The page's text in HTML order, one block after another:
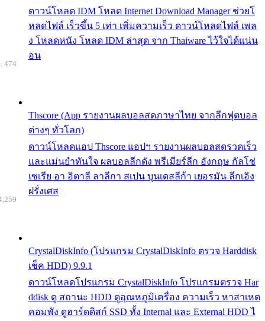
ดาวน์โหลด IDM โหลด Internet Download Manager ช่วยโ
หลดไฟล์ เร็วขึ้น 5 เท่า เพิ่มความเร็ว ดาวน์โหลดไฟล์ เพล
ง โหลดหนัง โหลด IDM ล่าสุด จาก Thaiware ไว้ใจได้แน่น
อน
Thscore (App รายงานผลบอลสดภาษาไทย จากลีกฟุตบอล
ต่างๆ ทั่วโลก)
ดาวน์โหลดแอป Thscore แอปฯ รายงานผลบอลสดรวดเร็ว
และแม่นยำทันใจ ผลบอลลีกดัง พรีเมียร์ลีก อังกฤษ กัลโช่
เซเรีย อา อิตาลี ลาลีกา สเปน บุนเดสลีก้า เยอรมัน ลีกเอิง
ฝรั่งเศส
474
CrystalDiskInfo (โปรแกรม CrystalDiskInfo ตรวจ Harddisk
เช็ค HDD) 9.9.1
ดาวน์โหลดโปรแกรม CrystalDiskInfo โปรแกรมตรวจ Har
ddisk ดู สถานะ HDD ดูอุณหภูมิเครื่อง ความเร็ว หาสาเหต
คอมพัง ดูฮาร์ดดิสก์ SSD ทั้ง Internal และ External HDD ไ